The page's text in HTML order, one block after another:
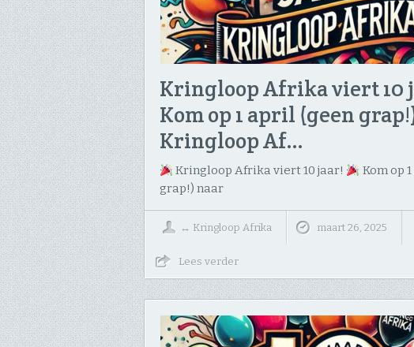
Kringloop Afrika viert 10
Kom op 1 april (geen
Kringloop Af…
Kringloop Afrika viert 10 jaar!
Kom op
grap!) naar
↔ Kringloop Afrika maart 26, 2025
Lees verder